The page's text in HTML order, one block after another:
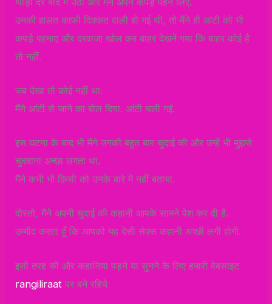
उनकी हालत काफी दिक्कत वाली हो गई थी, तो मैंने ही आंटी को भी
कपड़े पहनाए और दरवाजा खोल कर बाहर देखने गया कि बाहर कोई है
तो नहीं.
जब देखा तो कोई नहीं था.
मैंने आंटी से जाने का बोल दिया. आंटी चली गईं.
इस घटना के बाद भी मैंने उनकी बहुत बार चुदाई की और उन्हें भी मुझसे
चुदवाना अच्छा लगता था.
मैंने कभी भी क़िसी को उनके बारे में नहीं बताया.
दोस्तो, मैंने अपनी चुदाई की कहानी आपके सामने पेश कर दी है.
उम्मीद करता हूँ कि आपको यह देसी सेक्स कहानी अच्छी लगी होगी.
इसी तरह की और कहानिया पड़ने या सुनने के लिए हमारी वेबसाइट
rangiliraat पर बने रहिये